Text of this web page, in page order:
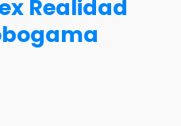
Realidad